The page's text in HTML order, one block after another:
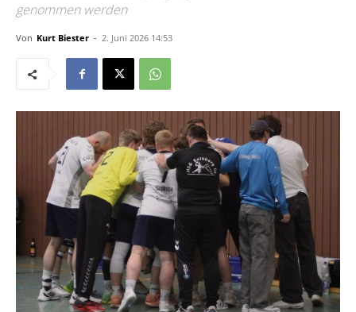
genommen werden
Von Kurt Biester - 2. Juni 2026 14:53